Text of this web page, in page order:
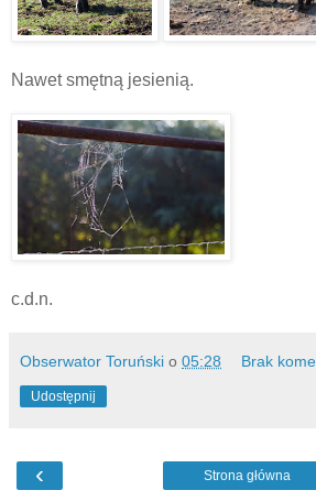
Nawet smętną jesienią.
c.d.n.
Obserwator Toruński o 05:28 Brak
Udostępnij
‹ Strona główna